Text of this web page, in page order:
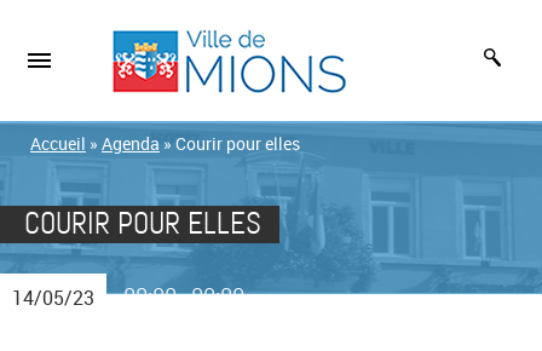
Accueil » Agenda » Courir pour elles
COURIR POUR ELLES
14/05/23 00:00-00:00